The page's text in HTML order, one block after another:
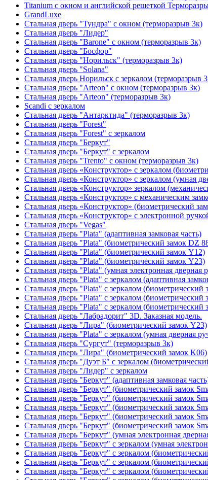
Titanium с окном и английской решеткой
GrandLuxe
Стальная дверь "Тундра" с окном (терморазрыв 3к)
Стальная дверь "Лидер"
Стальная дверь "Barone" с окном (терморазрыв 3к)
Стальная дверь "Босфор"
Стальная дверь "Норильск" (терморазрыв 3к)
Стальная дверь "Solana"
Стальная дверь Норильск с зеркалом (терморазрыв
Стальная дверь "Arteon" с окном (терморазрыв 3к)
Стальная дверь "Arteon" (терморазрыв 3к)
Scandi с зеркалом
Стальная дверь "Антарктида" (терморазрыв 3к)
Стальная дверь "Forest"
Стальная дверь "Forest" с зеркалом
Стальная дверь "Беркут"
Стальная дверь "Беркут" с зеркалом
Стальная дверь "Trento" с окном (терморазрыв 3к)
Стальная дверь «Конструктор» с зеркалом
Стальная дверь «Конструктор» с зеркалом (умная
Стальная дверь «Конструктор» зеркалом
Стальная дверь «Конструктор» с механическим
Стальная дверь «Конструктор» (биометрический
Стальная дверь «Конструктор» с электронной
Стальная дверь "Vegas"
Стальная дверь "Plata" (адаптивная замковая часть)
Стальная дверь "Plata" (биометрический замок DZ
Стальная дверь "Plata" (биометрический замок Y12)
Стальная дверь "Plata" (биометрический замок Y23)
Стальная дверь "Plata" (умная электронная дверная
Стальная дверь "Plata" с зеркалом (адаптивная
Стальная дверь "Plata" с зеркалом (биометрический
Стальная дверь "Plata" с зеркалом (биометрический
Стальная дверь "Plata" с зеркалом (биометрический
Стальная дверь "Лабрадорит" 3D. Заказная модель.
Стальная дверь "Лира" (биометрический замок Y23)
Стальная дверь "Plata" с зеркалом (умная дверная
Стальная дверь "Сургут" (терморазрыв 3к)
Стальная дверь "Лира" (биометрический замок K06)
Стальная дверь "Дуэт Б" с зеркалом
Стальная дверь "Лидер" с зеркалом
Стальная дверь "Беркут" (адаптивная замковая
Стальная дверь "Беркут" (биометрический замок
Стальная дверь "Беркут" (биометрический замок
Стальная дверь "Беркут" (биометрический замок
Стальная дверь "Беркут" (биометрический замок
Стальная дверь "Беркут" (биометрический замок
Стальная дверь "Беркут" (умная электронная
Стальная дверь "Беркут" с зеркалом (умная
Стальная дверь "Беркут" с зеркалом
Стальная дверь "Беркут" с зеркалом
Стальная дверь "Беркут" с зеркалом